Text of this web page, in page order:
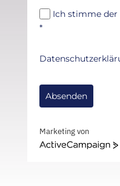
Ich stimme der
*
Absenden
Marketing von
ActiveCampaign